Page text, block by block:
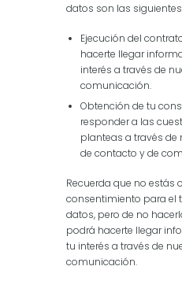
datos son las
Ejecución del
hacerte llegar
interés a través de
comunicación.
Obtención de tu
responder a las
planteas a través
de contacto y de
Recuerda que no estás
consentimiento para el
datos, pero de no
podrá hacerte llegar
tu interés a través de
comunicación.